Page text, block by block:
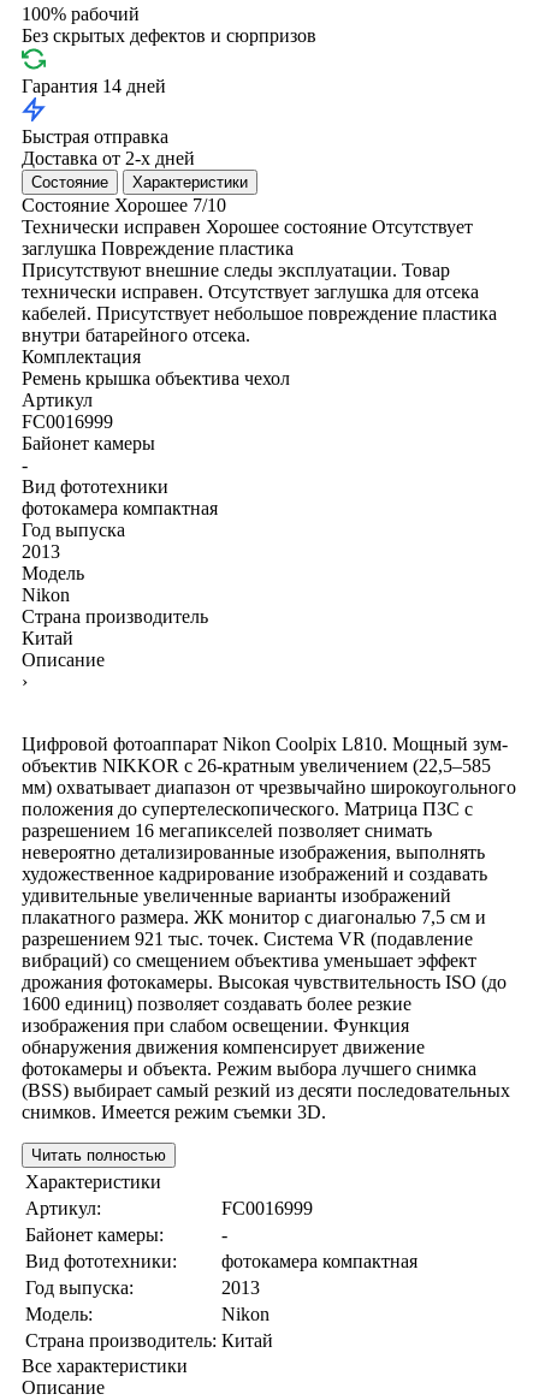
100% рабочий
Без скрытых дефектов и сюрпризов
Гарантия 14 дней
Быстрая отправка
Доставка от 2-х дней
Состояние Характеристики
Состояние Хорошее 7/10
Технически исправен Хорошее состояние Отсутствует
заглушка Повреждение пластика
Присутствуют внешние следы эксплуатации. Товар
технически исправен. Отсутствует заглушка для отсека
кабелей. Присутствует небольшое повреждение пластика
внутри батарейного отсека.
Комплектация
Ремень крышка объектива чехол
Артикул
FC0016999
Байонет камеры
-
Вид фототехники
фотокамера компактная
Год выпуска
2013
Модель
Nikon
Страна производитель
Китай
Описание
›
Цифровой фотоаппарат Nikon Coolpix L810. Мощный зум-
объектив NIKKOR с 26-кратным увеличением (22,5–585
мм) охватывает диапазон от чрезвычайно широкоугольного
положения до супертелескопического. Матрица ПЗС с
разрешением 16 мегапикселей позволяет снимать
невероятно детализированные изображения, выполнять
художественное кадрирование изображений и создавать
удивительные увеличенные варианты изображений
плакатного размера. ЖК монитор с диагональю 7,5 см и
разрешением 921 тыс. точек. Система VR (подавление
вибраций) со смещением объектива уменьшает эффект
дрожания фотокамеры. Высокая чувствительность ISO (до
1600 единиц) позволяет создавать более резкие
изображения при слабом освещении. Функция
обнаружения движения компенсирует движение
фотокамеры и объекта. Режим выбора лучшего снимка
(BSS) выбирает самый резкий из десяти последовательных
снимков. Имеется режим съемки 3D.
Читать полностью
Характеристики
Артикул:
FC0016999
Байонет камеры:
-
Вид фототехники:
фотокамера компактная
Год выпуска:
2013
Модель:
Nikon
Страна производитель: Китай
Все характеристики
Описание